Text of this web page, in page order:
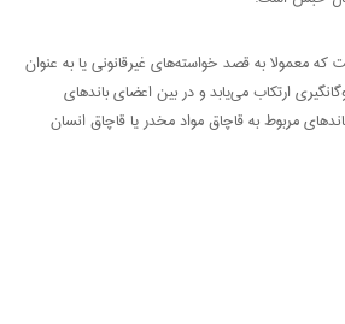
معمولا به قصد خواسته‌های غیرقانونی یا به عنوان
ارتکاب می‌یابد و در بین اعضای باندهای
مربوط به قاچاق مواد مخدر یا قاچاق انسان